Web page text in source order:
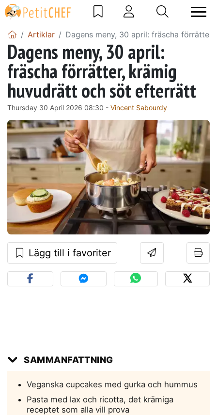
Artiklar Dagens meny, 30 april: fräscha
Dagens meny, 30 april:
fräscha förrätter, krämig
huvudrätt och söt efterrätt
Thursday 30 April 2026 08:30 - Vincent Sabourdy
Lägg till i favoriter
SAMMANFATTNING
Veganska cupcakes med gurka och hummus
Pasta med lax och ricotta, det krämiga
receptet som alla vill prova